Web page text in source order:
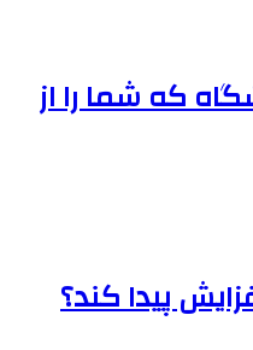
که شما را از
پیدا کند؟